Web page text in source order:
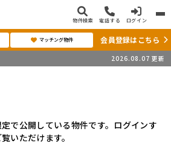
物件検索 電話する ログイン
マッチング物件
会員登録はこちら
2026.08.07 更新
で公開している物件です。ログインす
いただけます。